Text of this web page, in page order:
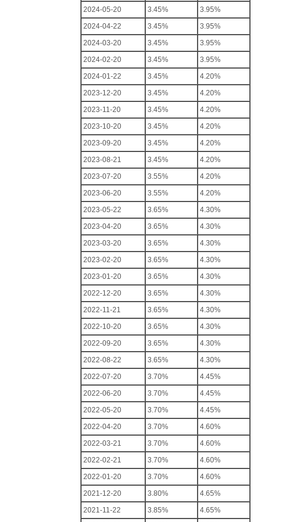
2024-05-20
3.45%
3.95%
2024-04-22
3.45%
3.95%
2024-03-20
3.45%
3.95%
2024-02-20
3.45%
3.95%
2024-01-22
3.45%
4.20%
2023-12-20
3.45%
4.20%
2023-11-20
3.45%
4.20%
2023-10-20
3.45%
4.20%
2023-09-20
3.45%
4.20%
2023-08-21
3.45%
4.20%
2023-07-20
3.55%
4.20%
2023-06-20
3.55%
4.20%
2023-05-22
3.65%
4.30%
2023-04-20
3.65%
4.30%
2023-03-20
3.65%
4.30%
2023-02-20
3.65%
4.30%
2023-01-20
3.65%
4.30%
2022-12-20
3.65%
4.30%
2022-11-21
3.65%
4.30%
2022-10-20
3.65%
4.30%
2022-09-20
3.65%
4.30%
2022-08-22
3.65%
4.30%
2022-07-20
3.70%
4.45%
2022-06-20
3.70%
4.45%
2022-05-20
3.70%
4.45%
2022-04-20
3.70%
4.60%
2022-03-21
3.70%
4.60%
2022-02-21
3.70%
4.60%
2022-01-20
3.70%
4.60%
2021-12-20
3.80%
4.65%
2021-11-22
3.85%
4.65%